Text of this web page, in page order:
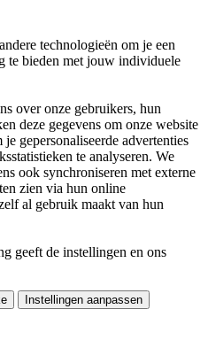
technologieën om je een
te bieden met jouw individuele
over onze gebruikers, hun
deze gegevens om onze website
gepersonaliseerde advertenties
te analyseren. We
ook synchroniseren met externe
zien via hun online
al gebruik maakt van hun
geeft de instellingen en ons
Instellingen aanpassen